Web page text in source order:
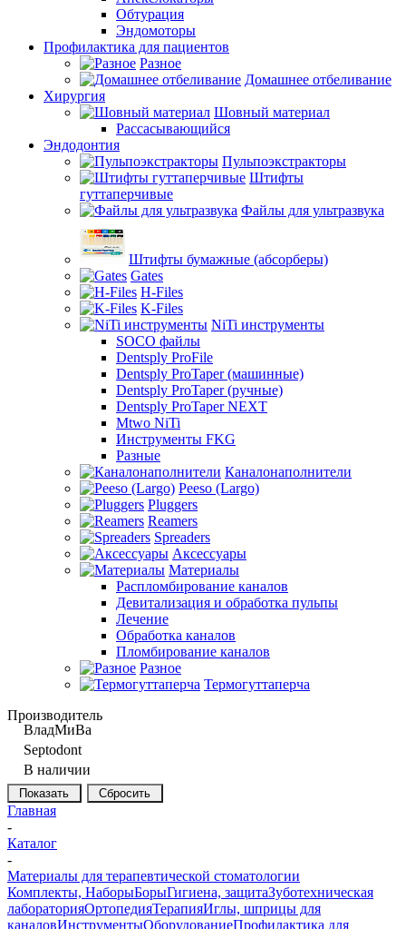
Обтурация
Эндомоторы
Профилактика для пациентов
Разное
Домашнее отбеливание
Хирургия
Шовный материал
Рассасывающийся
Эндодонтия
Пульпоэкстракторы
Штифты
гуттаперчивые
Файлы для ультразвука
Штифты бумажные (абсорберы)
Gates
H-Files
K-Files
NiTi инструменты
SOCO файлы
Dentsply ProFile
Dentsply ProTaper (машинные)
Dentsply ProTaper (ручные)
Dentsply ProTaper NEXT
Mtwo NiTi
Инструменты FKG
Разные
Каналонаполнители
Peeso (Largo)
Pluggers
Reamers
Spreaders
Аксессуары
Материалы
Распломбирование каналов
Девитализация и обработка пульпы
Лечение
Обработка каналов
Пломбирование каналов
Разное
Термогуттаперча
Производитель
ВладМиВа
Septodont
В наличии
Сбросить
Главная
-
Каталог
-
Материалы для терапевтической стоматологии
Комплекты, НаборыБорыГигиена, защитаЗуботехническая
лабораторияОртопедияТерапияИглы, шприцы для
каналовИнструментыОборудованиеПрофилактика для